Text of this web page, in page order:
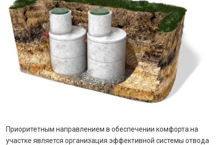
Приоритетным направлением в обеспечении комфорта на
участке является организация эффективной системы отвода